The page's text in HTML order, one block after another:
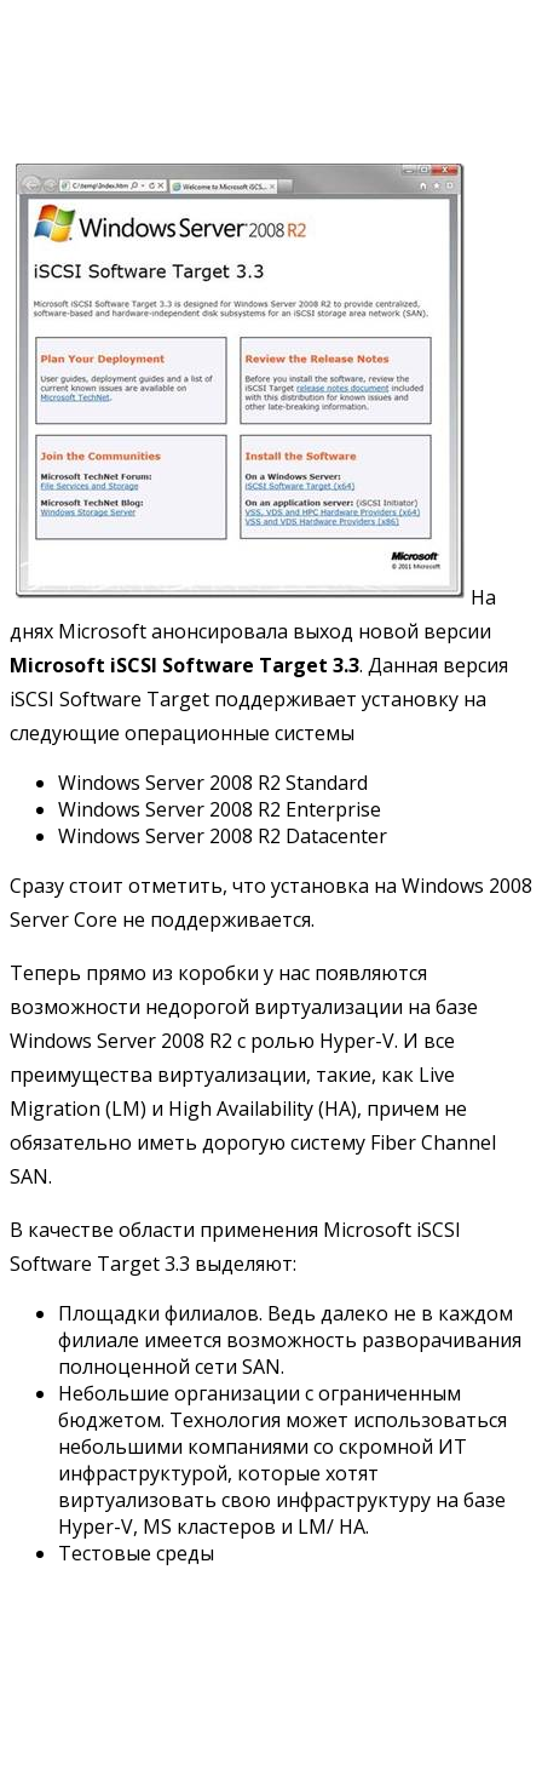
На
днях Microsoft анонсировала выход новой версии
Microsoft iSCSI Software Target 3.3. Данная версия
iSCSI Software Target поддерживает установку на
следующие операционные системы
Windows Server 2008 R2 Standard
Windows Server 2008 R2 Enterprise
Windows Server 2008 R2 Datacenter
Сразу стоит отметить, что установка на Windows 2008
Server Core не поддерживается.
Теперь прямо из коробки у нас появляются
возможности недорогой виртуализации на базе
Windows Server 2008 R2 с ролью Hyper-V. И все
преимущества виртуализации, такие, как Live
Migration (LM) и High Availability (HA), причем не
обязательно иметь дорогую систему Fiber Channel
SAN.
В качестве области применения Microsoft iSCSI
Software Target 3.3 выделяют:
Площадки филиалов. Ведь далеко не в каждом
филиале имеется возможность разворачивания
полноценной сети SAN.
Небольшие организации с ограниченным
бюджетом. Технология может использоваться
небольшими компаниями со скромной ИТ
инфраструктурой, которые хотят
виртуализовать свою инфраструктуру на базе
Hyper-V, MS кластеров и LM/ HA.
Тестовые среды